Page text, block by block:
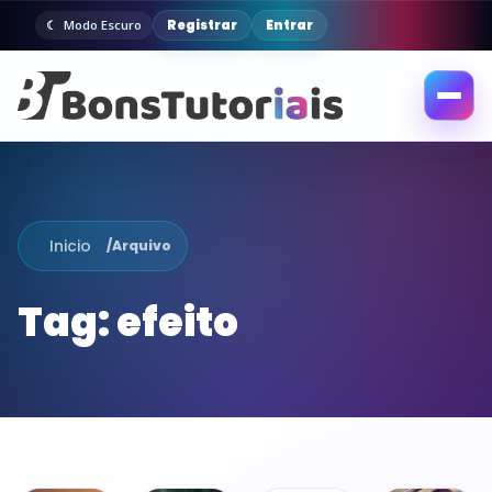
Modo Escuro Registrar Entrar
Abrir
Inicio /Arquivo
Tag:efeito